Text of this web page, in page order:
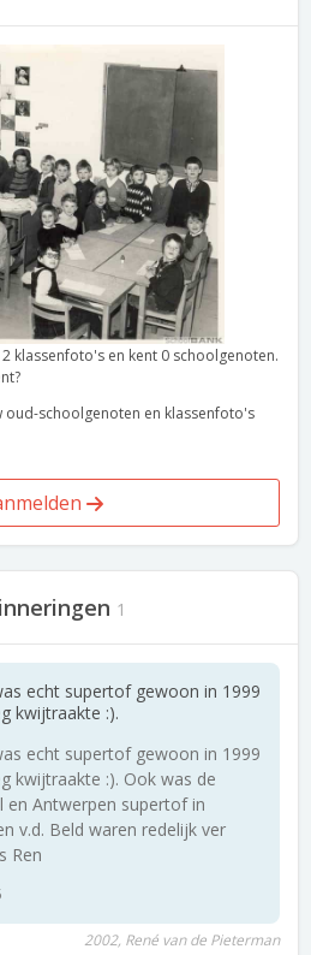
klassenfoto's en kent 0 schoolgenoten.
oud-schoolgenoten en klassenfoto's
1
echt supertof gewoon in 1999
kwijtraakte :).
echt supertof gewoon in 1999
kwijtraakte :). Ook was de
en Antwerpen supertof in
v.d. Beld waren redelijk ver
Ren
2002, René van de Pieterman